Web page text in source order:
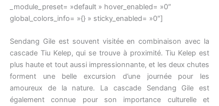
_module_preset= »default » hover_enabled= »0″
global_colors_info= »{} » sticky_enabled= »0″]
Sendang Gile est souvent visitée en combinaison avec la
cascade Tiu Kelep, qui se trouve à proximité. Tiu Kelep est
plus haute et tout aussi impressionnante, et les deux chutes
forment une belle excursion d’une journée pour les
amoureux de la nature. La cascade Sendang Gile est
également connue pour son importance culturelle et